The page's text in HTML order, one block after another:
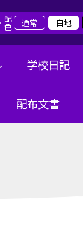
配色 通常 白地
学校日記
配布文書